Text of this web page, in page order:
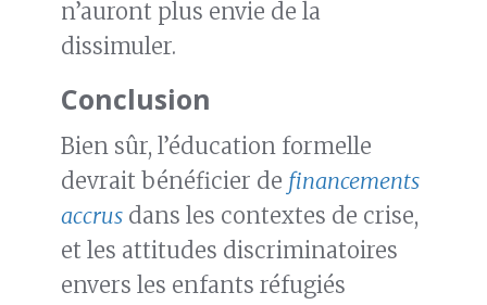
n’auront plus envie de la
dissimuler.
Conclusion
Bien sûr, l’éducation formelle
devrait bénéficier de financements
accrus dans les contextes de crise,
et les attitudes discriminatoires
envers les enfants réfugiés